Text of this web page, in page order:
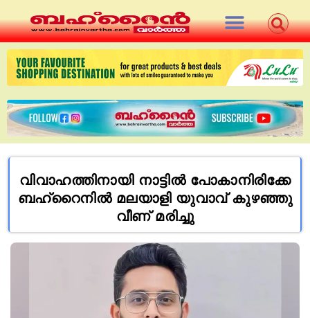
വിവാഹത്തിനായി നാട്ടില്‍ പോകാനിരിക്കേ
ബഹ്റൈനില്‍ മലയാളി യുവാവ് കുഴഞ്ഞു
വീണ് മരിച്ചു